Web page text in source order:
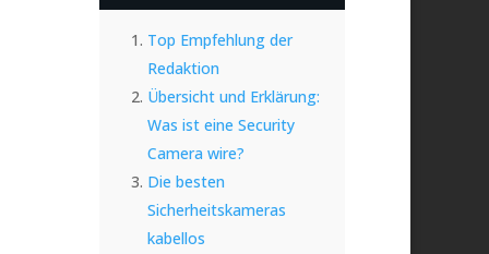
Top Empfehlung der
Redaktion
Übersicht und Erklärung:
Was ist eine Security
Camera wire?
Die besten
Sicherheitskameras
kabellos